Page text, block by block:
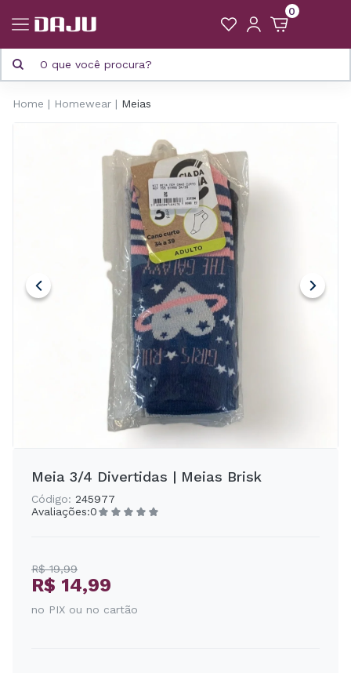
0
Home Homewear Meias
Meia 3/4 Divertidas | Meias Brisk
Código: 245977
Avaliações:0
R$ 19,99
R$ 14,99
no PIX ou no cartão